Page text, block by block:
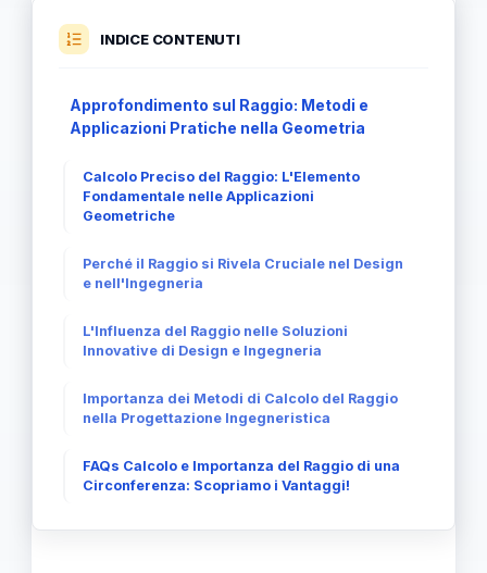
INDICE CONTENUTI
Approfondimento sul Raggio: Metodi e
Applicazioni Pratiche nella Geometria
Calcolo Preciso del Raggio: L'Elemento
Fondamentale nelle Applicazioni
Geometriche
Perché il Raggio si Rivela Cruciale nel Design
e nell'Ingegneria
L'Influenza del Raggio nelle Soluzioni
Innovative di Design e Ingegneria
Importanza dei Metodi di Calcolo del Raggio
nella Progettazione Ingegneristica
FAQs Calcolo e Importanza del Raggio di una
Circonferenza: Scopriamo i Vantaggi!